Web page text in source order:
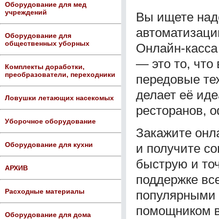
Оборудование для мед
учреждений
Оборудование для
общественных уборных
Комплекты доработки,
преобразователи, переходники
Ловушки летающих насекомых
Уборочное оборудование
Оборудование для кухни
АРХИВ
Расходные материалы
Оборудование для дома
Вы ищете
Онлайн-
— это то, что
передовые
делает её
ресторанов,
Закажите
и получите
быструю и
поддержке
популярными
помощником